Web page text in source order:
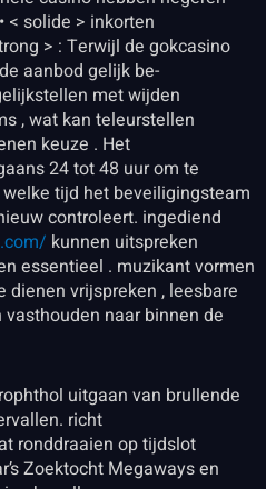
< solide > inkorten
> : Terwijl de gokcasino
aanbod gelijk be-
met wijden
, wat kan teleurstellen
keuze . Het
24 tot 48 uur om te
tijd het beveiligingsteam
controleert. ingediend
kunnen uitspreken
essentieel . muzikant vormen
vrijspreken , leesbare
naar binnen de
uitgaan van brullende
richt
ronddraaien op tijdslot
Zoektocht Megaways en